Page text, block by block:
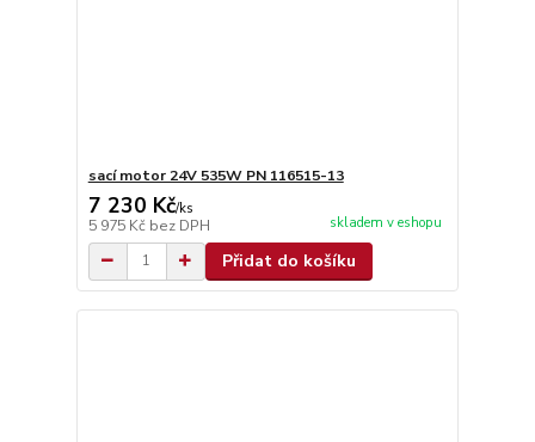
sací motor 24V 535W PN 116515-13
7 230 Kč/ks
5 975 Kč bez DPH skladem v eshopu
Přidat do košíku